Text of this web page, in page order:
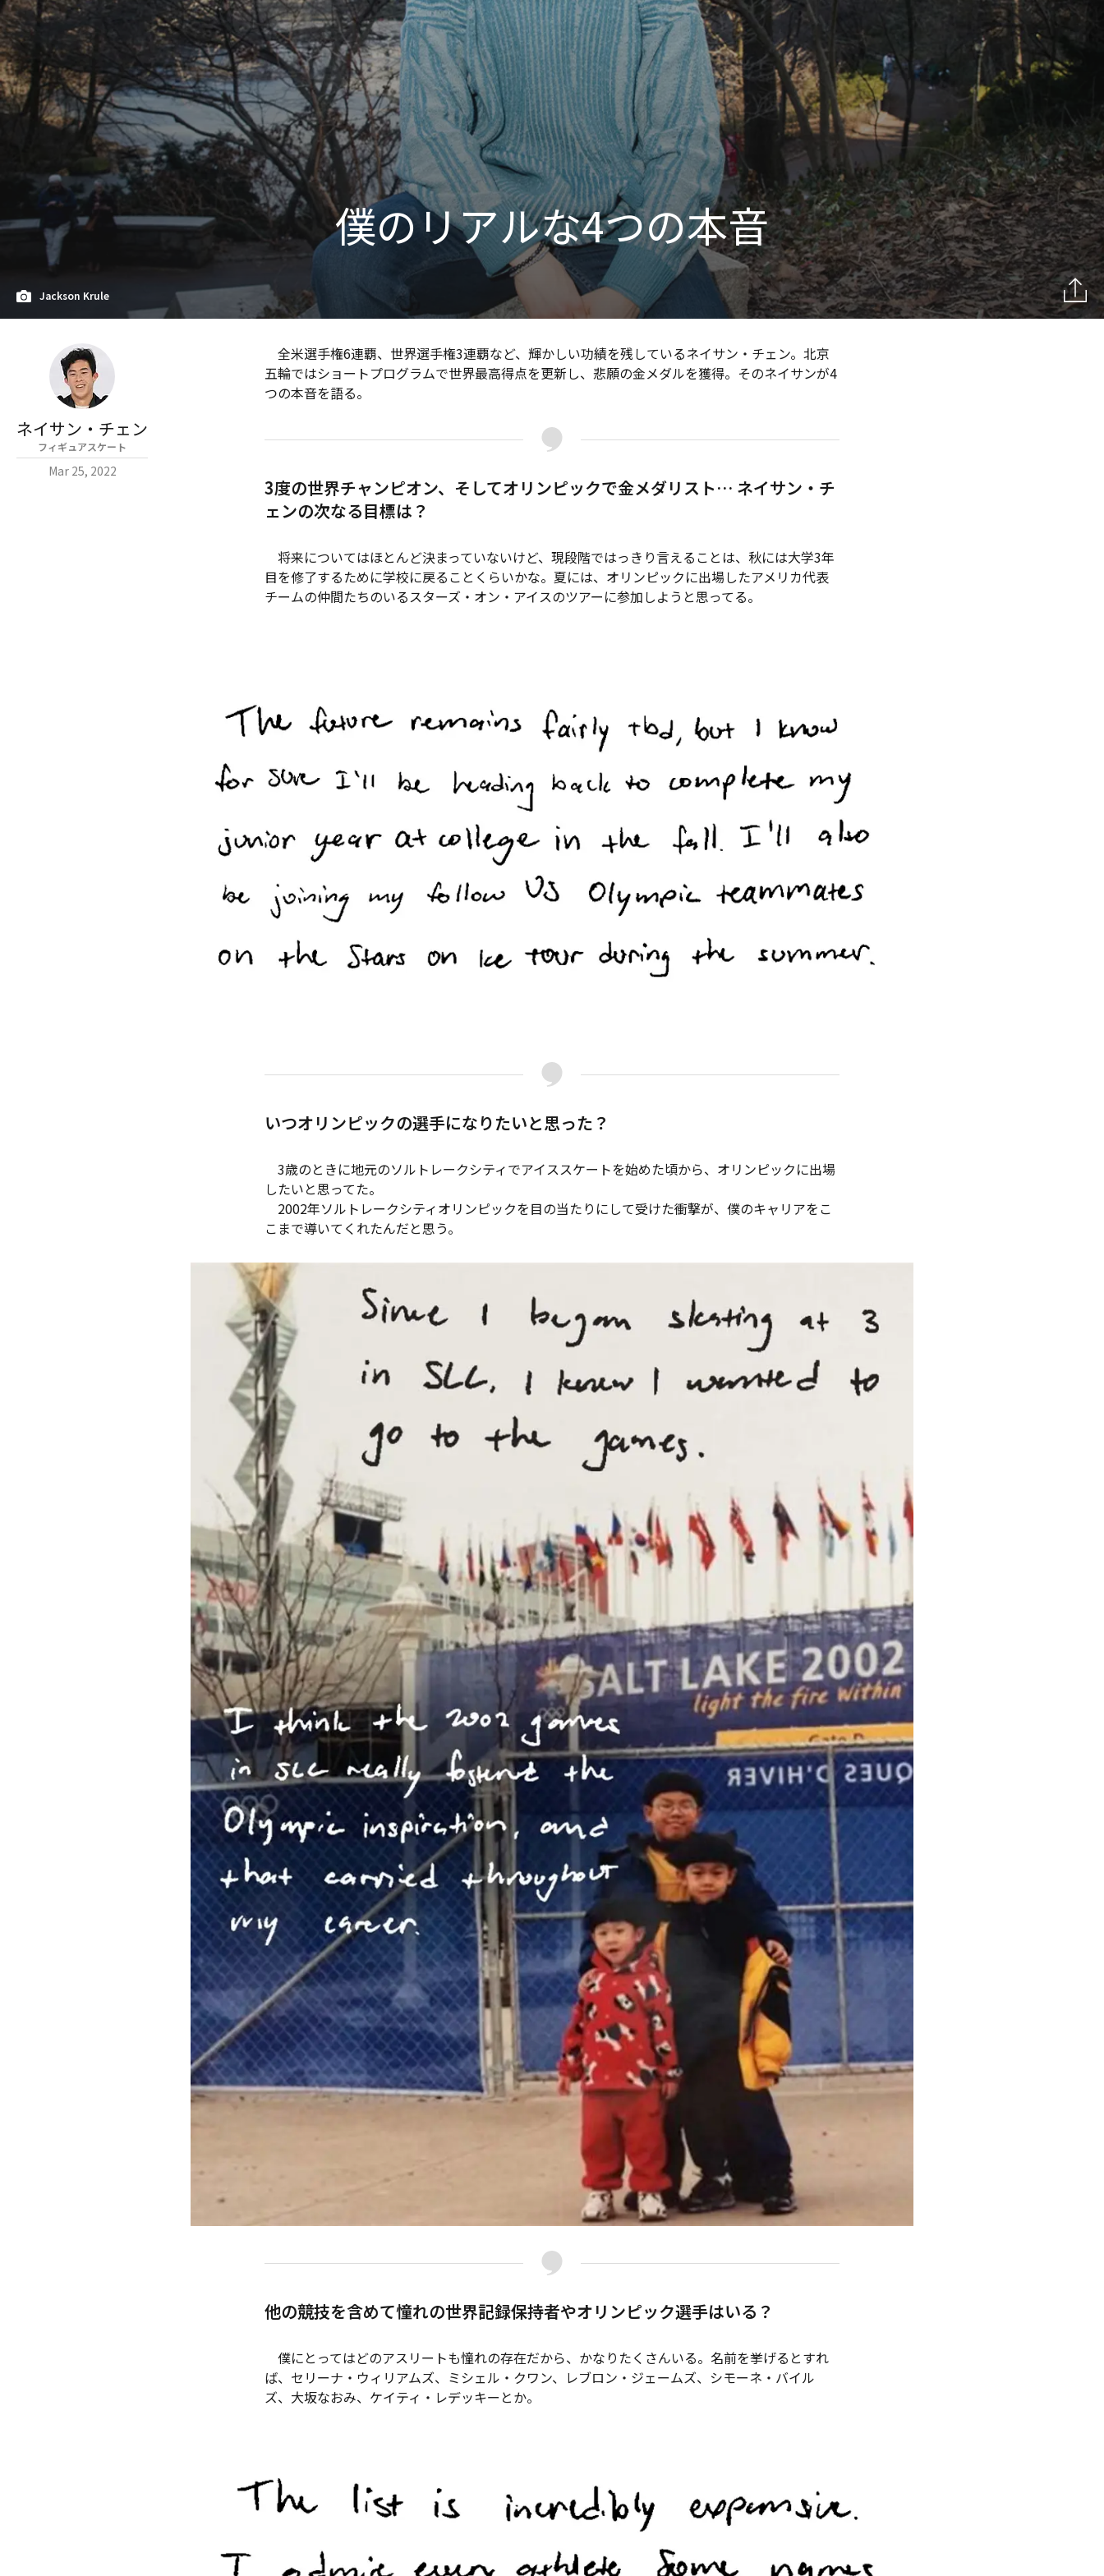
僕のリアルな4つの本音
Jackson Krule
ネイサン・チェン
フィギュアスケート
Mar 25, 2022
全米選手権6連覇、世界選手権3連覇など、輝かしい功績を残しているネイサン・チェン。北京
五輪ではショートプログラムで世界最高得点を更新し、悲願の金メダルを獲得。そのネイサンが4
つの本音を語る。
3度の世界チャンピオン、そしてオリンピックで金メダリスト… ネイサン・チ
ェンの次なる目標は？
将来についてはほとんど決まっていないけど、現段階ではっきり言えることは、秋には大学3年
目を修了するために学校に戻ることくらいかな。夏には、オリンピックに出場したアメリカ代表
チームの仲間たちのいるスターズ・オン・アイスのツアーに参加しようと思ってる。
いつオリンピックの選手になりたいと思った？
3歳のときに地元のソルトレークシティでアイススケートを始めた頃から、オリンピックに出場
したいと思ってた。
2002年ソルトレークシティオリンピックを目の当たりにして受けた衝撃が、僕のキャリアをこ
こまで導いてくれたんだと思う。
他の競技を含めて憧れの世界記録保持者やオリンピック選手はいる？
僕にとってはどのアスリートも憧れの存在だから、かなりたくさんいる。名前を挙げるとすれ
ば、セリーナ・ウィリアムズ、ミシェル・クワン、レブロン・ジェームズ、シモーネ・バイル
ズ、大坂なおみ、ケイティ・レデッキーとか。